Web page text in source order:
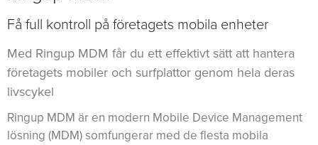
Få full kontroll på företagets mobila enheter
Med Ringup MDM får du ett effektivt sätt att hantera
företagets mobiler och surfplattor genom hela deras
livscykel
Ringup MDM är en modern Mobile Device Management
lösning (MDM) somfungerar med de flesta mobila